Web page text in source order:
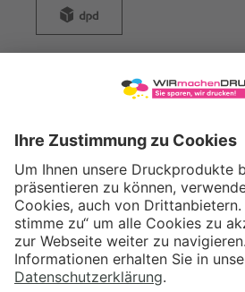
WIRmachenDRUCK GmbH
71522 Backnang
Tel.: +49 (0) 711 995 982 - 20
Fax: +49 (0) 711 995 982 - 21
SOCIAL MEDIA